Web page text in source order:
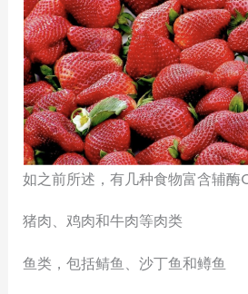
如之前所述，有几种食物富含辅酶
猪肉、鸡肉和牛肉等肉类
鱼类，包括鲭鱼、沙丁鱼和鳟鱼